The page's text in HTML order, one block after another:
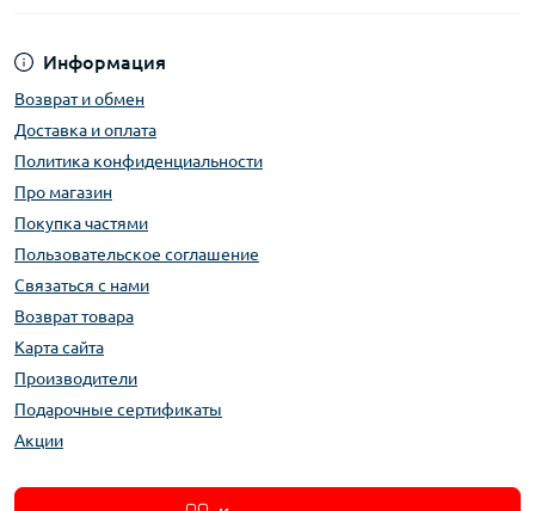
Информация
Возврат и обмен
Доставка и оплата
Политика конфиденциальности
Про магазин
Покупка частями
Пользовательское соглашение
Связаться с нами
Возврат товара
Карта сайта
Производители
Подарочные сертификаты
Акции